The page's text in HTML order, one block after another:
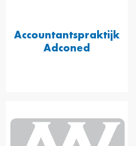
Accountantspraktijk
Adconed